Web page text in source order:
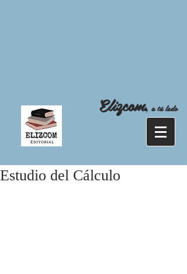
Elizcom, a tú lado
Estudio del Cálculo